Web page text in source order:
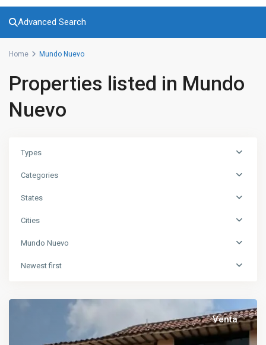
Advanced Search
Home Mundo Nuevo
Properties listed in Mundo
Nuevo
Types
Categories
States
Cities
Mundo Nuevo
Newest first
Venta